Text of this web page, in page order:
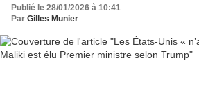
Publié le 28/01/2026 à 10:41
Par Gilles Munier